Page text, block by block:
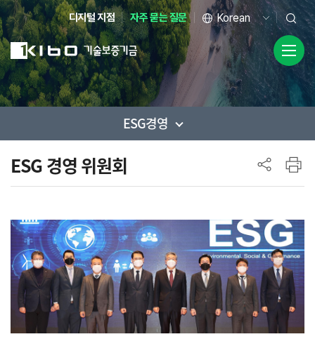
디지털 지점 자주 묻는 질문
사이드 메뉴
ESG경영
ESG 경영 위원회